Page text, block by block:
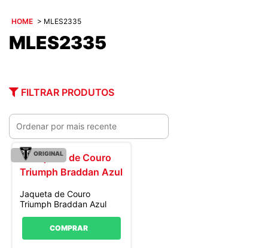
HOME > MLES2335
MLES2335
FILTRAR PRODUTOS
ORIGINAL
Jaqueta de Couro
Triumph Braddan Azul
COMPRAR